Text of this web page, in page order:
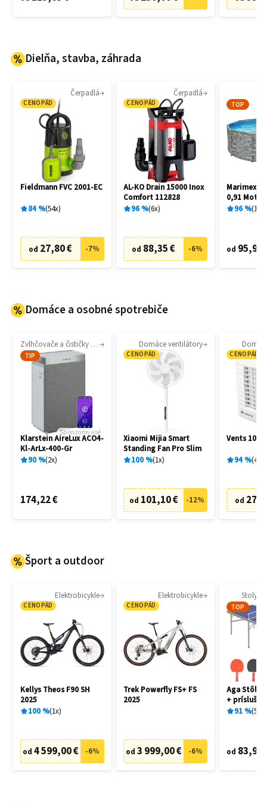
Dielňa, stavba, záhrada
Čerpadlá
CENOPÁD
Fieldmann FVC 2001-EC
84% 54x
od 27,80 € -7%
Čerpadlá
CENOPÁD
AL-KO Drain 15000 Inox
Comfort 112828
96% 6x
od 88,35 € -6%
TOP
Marimex
0,91 Motív
10340245
96% 15
od 95,90
Domáce a osobné spotrebiče
Zvlhčovače a čističky vzduchu
TIP
Sponzorované
Klarstein AireLux ACO4-
Kl-ArLx-400-Gr
90% 2x
174,22 €
Domáce ventilátory
CENOPÁD
Xiaomi Mijia Smart
Standing Fan Pro Slim
100% 1x
od 101,10 € -12%
CENOPÁD
Vents 100
94% 4
od
Šport a outdoor
Elektrobicykle
CENOPÁD
Kellys Theos F90 SH
2025
100% 1x
od 4 599,00 € -6%
Elektrobicykle
CENOPÁD
Trek Powerfly FS+ FS
2025
od 3 999,00 € -6%
Stoly
TOP
Aga Stôl
+
91% 5
od 83,90